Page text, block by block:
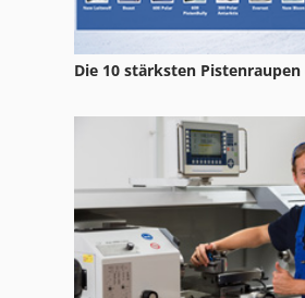
Die 10 stärksten